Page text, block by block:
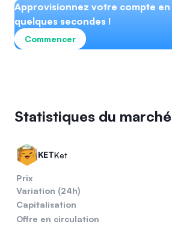
Approvisionnez votre compte en
quelques secondes !
Commencer
Statistiques du marché
KETKet
Prix
Variation (24h)
Capitalisation
Offre en circulation